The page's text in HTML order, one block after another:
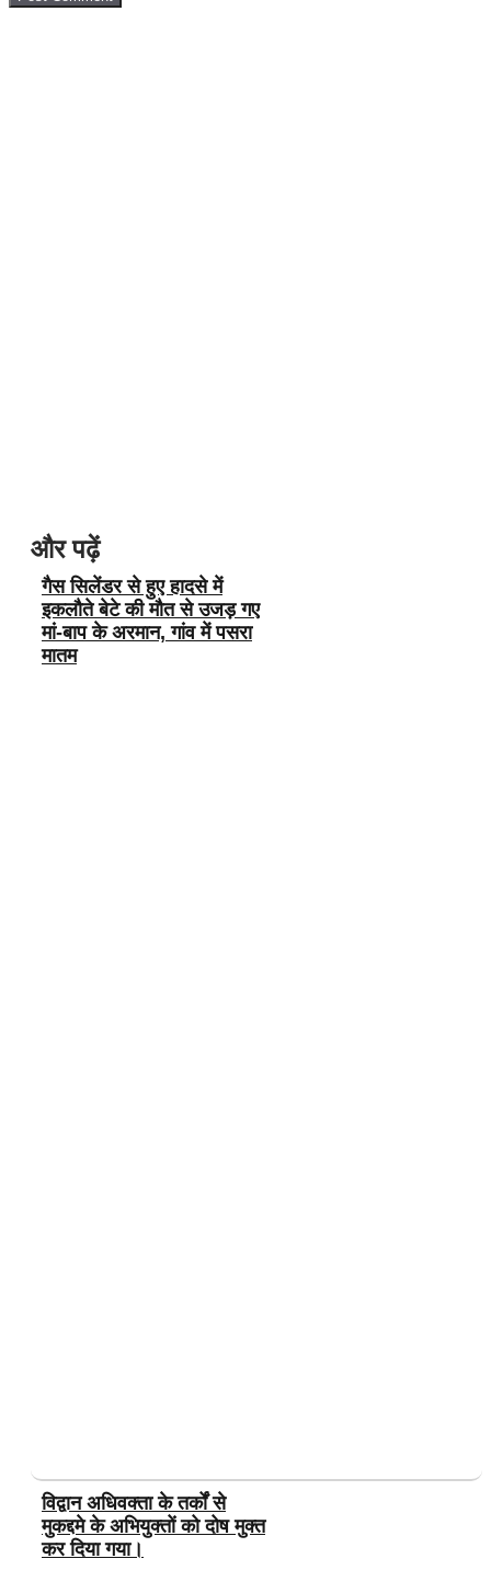
और पढ़ें
गैस सिलेंडर से हुए हादसे में
इकलौते बेटे की मौत से उजड़ गए
मां-बाप के अरमान, गांव में पसरा
मातम
विद्वान अधिवक्ता के तर्कों से
मुकद्दमे के अभियुक्तों को दोष मुक्त
कर दिया गया।